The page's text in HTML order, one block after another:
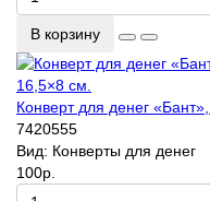
В корзину
Конверт для денег
7420555
Вид: Конверты для денег
100р.